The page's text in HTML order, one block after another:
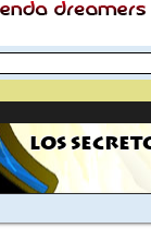
LOS